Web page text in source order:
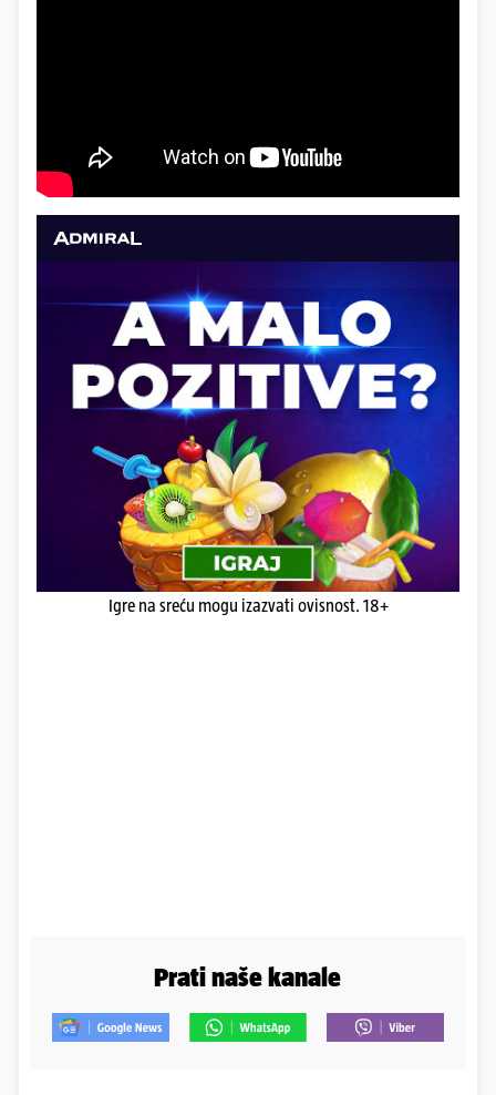
Igre na sreću mogu izazvati ovisnost. 18+
Prati naše kanale